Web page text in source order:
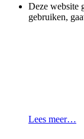
Deze website
gebruiken,
Lees meer…